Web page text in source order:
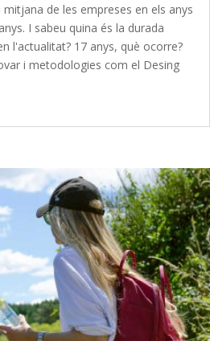
de les empreses en els anys
I sabeu quina és la durada
l'actualitat? 17 anys, què ocorre?
i metodologies com el Desing